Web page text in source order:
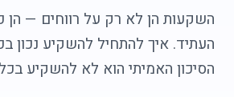
השקעות הן לא רק על רווחים — הן
העתיד. איך להתחיל להשקיע נכון
הסיכון האמיתי הוא לא להשקיע